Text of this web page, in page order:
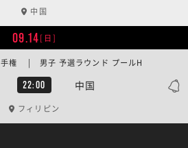
中国
09.14[日]
22:00 中国
手権 | 男子 予選ラウンド プールH
フィリピン